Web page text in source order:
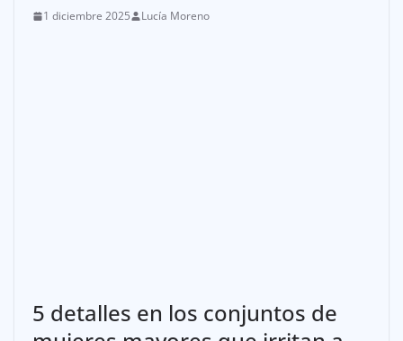
1 diciembre 2025 Lucía Moreno
5 detalles en los conjuntos de